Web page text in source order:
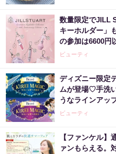
数量限定でJILL
キーホルダー」
の参加は6600円
ビューティ
ディズニー限定
ムが登場♡手洗
うなラインアップ
ビューティ
【ファンケル】
ァンもらえる。